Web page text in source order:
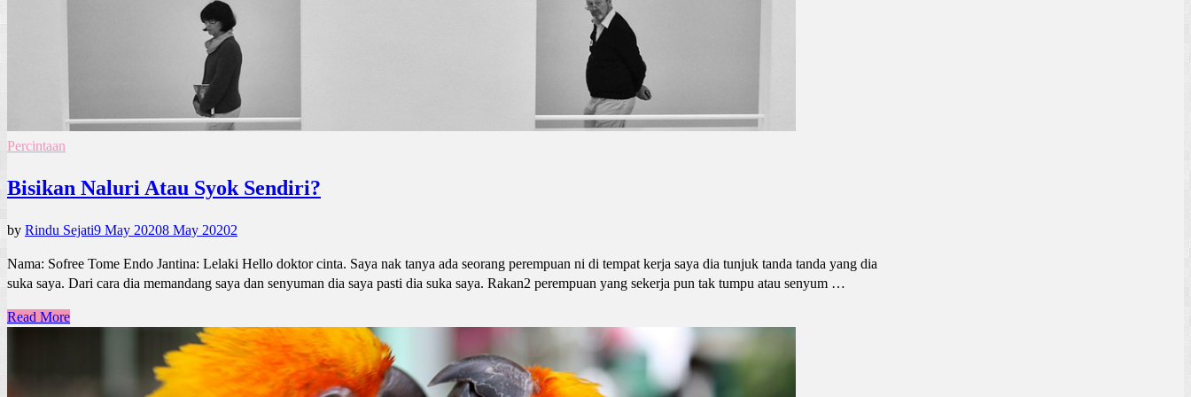
Percintaan
Bisikan Naluri Atau Syok Sendiri?
by Rindu Sejati9 May 20208 May 20202
Nama: Sofree Tome Endo Jantina: Lelaki Hello doktor cinta. Saya nak tanya ada seorang perempuan ni di tempat kerja saya dia tunjuk tanda tanda yang dia
suka saya. Dari cara dia memandang saya dan senyuman dia saya pasti dia suka saya. Rakan2 perempuan yang sekerja pun tak tumpu atau senyum …
Read More